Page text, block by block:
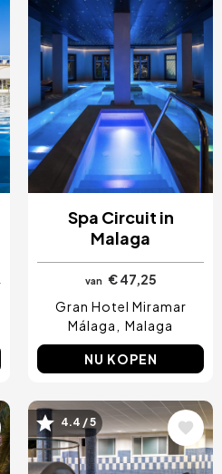
Spa Circuit in
Malaga
van € 47,25
Gran Hotel Miramar
Málaga
Malaga
NU KOPEN
Afbeelding
4.4 / 5